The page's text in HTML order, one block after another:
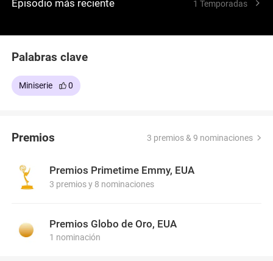
Episodio más reciente 1 Temporadas
Palabras clave
Miniserie 0
Premios 3 premios & 9 nominaciones
Premios Primetime Emmy, EUA
3 premios y 8 nominaciones
Premios Globo de Oro, EUA
1 nominación